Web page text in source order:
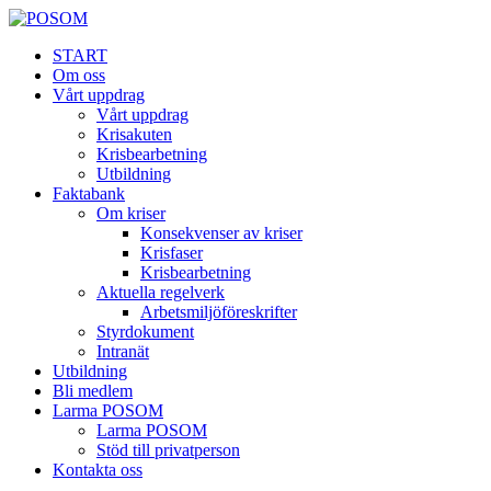
START
Om oss
Vårt uppdrag
Vårt uppdrag
Krisakuten
Krisbearbetning
Utbildning
Faktabank
Om kriser
Konsekvenser av kriser
Krisfaser
Krisbearbetning
Aktuella regelverk
Arbetsmiljöföreskrifter
Styrdokument
Intranät
Utbildning
Bli medlem
Larma POSOM
Larma POSOM
Stöd till privatperson
Kontakta oss